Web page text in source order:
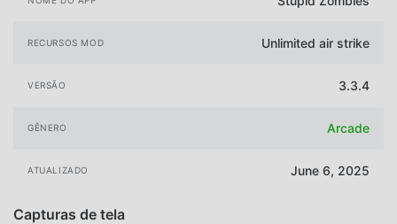
RECURSOS MOD Unlimited air strike
VERSÃO 3.3.4
GÊNERO Arcade
ATUALIZADO June 6, 2025
Capturas de tela